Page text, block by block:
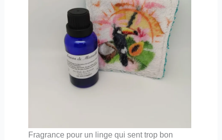
Fragrance pour un linge qui sent trop bon